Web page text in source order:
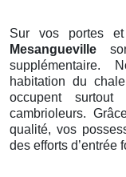
Sur vos portes
Mesangueville
supplémentaire.
habitation du
occupent
cambrioleurs.
qualité, vos
des efforts d’entrée